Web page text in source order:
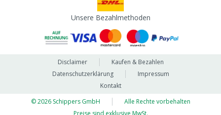
Unsere Bezahlmethoden
Disclaimer
Kaufen & Bezahlen
Datenschutzerklärung
Impressum
Kontakt
© 2026 Schippers GmbH
Alle Rechte vorbehalten
Preise sind exklusive MwSt.